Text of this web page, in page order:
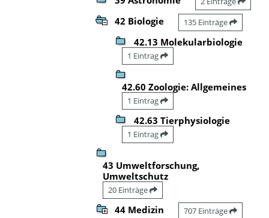
42 Biologie 135 Einträge
42.13 Molekularbiologie
1 Eintrag
42.60 Zoologie: Allgemeines
1 Eintrag
42.63 Tierphysiologie
1 Eintrag
43 Umweltforschung,
Umweltschutz
20 Einträge
44 Medizin 707 Einträge